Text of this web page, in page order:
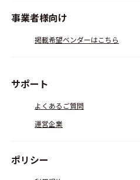
事業者様向け
掲載希望ベンダーはこちら
サポート
よくあるご質問
運営企業
ポリシー